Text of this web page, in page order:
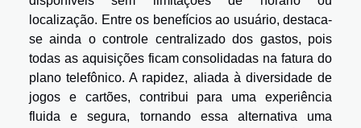
localização. Entre os benefícios ao usuário, destaca-
se ainda o controle centralizado dos gastos, pois
todas as aquisições ficam consolidadas na fatura do
plano telefônico. A rapidez, aliada à diversidade de
jogos e cartões, contribui para uma experiência
fluida e segura, tornando essa alternativa uma